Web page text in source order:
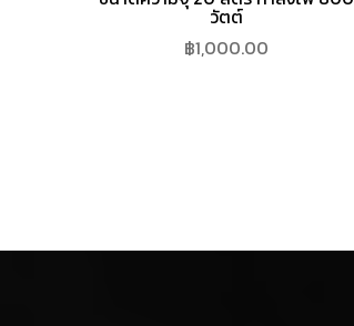
วัตต์
฿1,000.00